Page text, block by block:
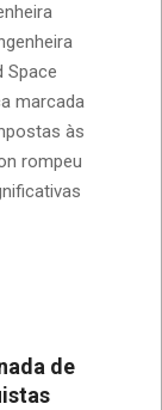
Space
marcada
às
rompeu
de